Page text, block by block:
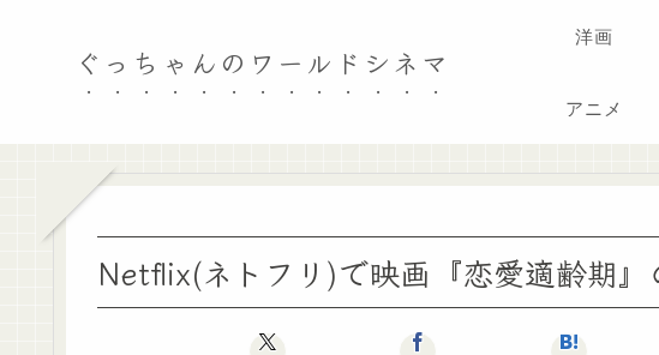
ぐっちゃんのワールドシネマ
洋画
アニメ
Netflix(ネトフリ)で映画『恋愛適齢期』